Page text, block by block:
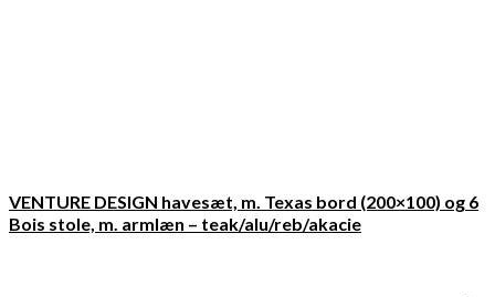
VENTURE DESIGN havesæt, m. Texas bord (200×100) og 6
Bois stole, m. armlæn – teak/alu/reb/akacie